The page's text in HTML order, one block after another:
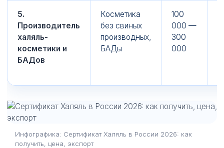
5.
Производитель
халяль-
косметики и
БАДов
Косметика
без свиных
производных,
БАДы
100
000 —
300
000
Инфографика: Сертификат Халяль в России 2026: как
получить, цена, экспорт